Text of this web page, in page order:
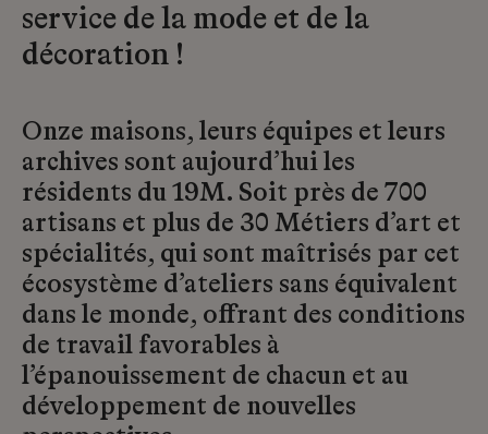
service de la mode et de la
décoration !
Onze maisons, leurs équipes et leurs
archives sont aujourd’hui les
résidents du 19M. Soit près de 700
artisans et plus de 30 Métiers d’art et
spécialités, qui sont maîtrisés par cet
écosystème d’ateliers sans équivalent
dans le monde, offrant des conditions
de travail favorables à
l’épanouissement de chacun et au
développement de nouvelles